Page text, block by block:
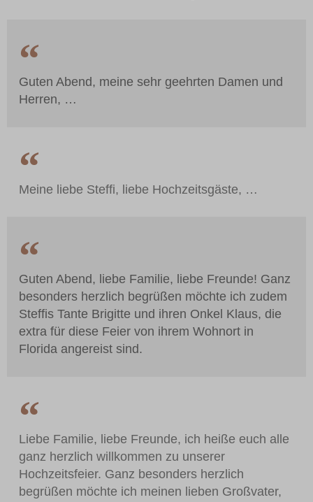
Guten Abend, meine sehr geehrten Damen und
Herren, …
Meine liebe Steffi, liebe Hochzeitsgäste, …
Guten Abend, liebe Familie, liebe Freunde! Ganz
besonders herzlich begrüßen möchte ich zudem
Steffis Tante Brigitte und ihren Onkel Klaus, die
extra für diese Feier von ihrem Wohnort in
Florida angereist sind.
Liebe Familie, liebe Freunde, ich heiße euch alle
ganz herzlich willkommen zu unserer
Hochzeitsfeier. Ganz besonders herzlich
begrüßen möchte ich meinen lieben Großvater,